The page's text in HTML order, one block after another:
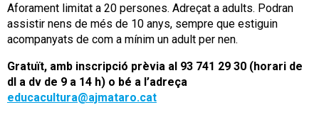
Aforament limitat a 20 persones. Adreçat a adults. Podran
assistir nens de més de 10 anys, sempre que estiguin
acompanyats de com a mínim un adult per nen.
Gratuït, amb inscripció prèvia al 93 741 29 30 (horari de
dl a dv de 9 a 14 h) o bé a l’adreça
educacultura@ajmataro.cat